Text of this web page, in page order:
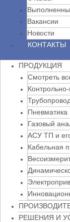
Вакансии
Новости
КОНТАКТЫ
ПРОДУКЦИЯ
Смотреть
Пневматика
Газовый
АСУ ТП и
Кабельная
РЕШЕНИЯ И